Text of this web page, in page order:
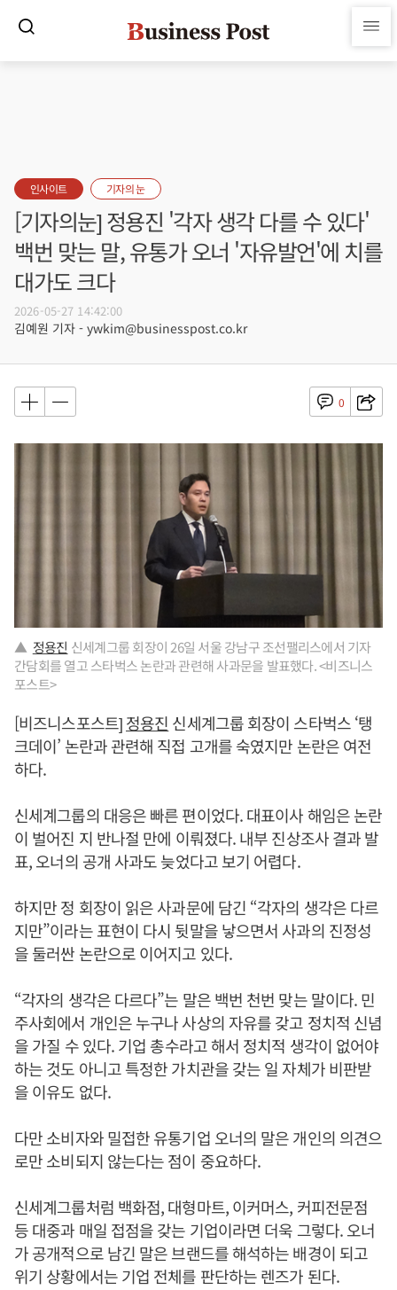
인사이트 기자의 눈
[기자의눈] 정용진 '각자 생각 다를 수 있다'
백번 맞는 말, 유통가 오너 '자유발언'에 치를
대가도 크다
2026-05-27 14:42:00
김예원 기자 - ywkim@businesspost.co.kr
0
▲ 정용진 신세계그룹 회장이 26일 서울 강남구 조선팰리스에서 기자
간담회를 열고 스타벅스 논란과 관련해 사과문을 발표했다. <비즈니스
포스트>
[비즈니스포스트]정용진 신세계그룹 회장이 스타벅스 ‘탱
크데이’ 논란과 관련해 직접 고개를 숙였지만 논란은 여전
하다.
신세계그룹의 대응은 빠른 편이었다. 대표이사 해임은 논란
이 벌어진 지 반나절 만에 이뤄졌다. 내부 진상조사 결과 발
표, 오너의 공개 사과도 늦었다고 보기 어렵다.
하지만 정 회장이 읽은 사과문에 담긴 “각자의 생각은 다르
지만”이라는 표현이 다시 뒷말을 낳으면서 사과의 진정성
을 둘러싼 논란으로 이어지고 있다.
“각자의 생각은 다르다”는 말은 백번 천번 맞는 말이다. 민
주사회에서 개인은 누구나 사상의 자유를 갖고 정치적 신념
을 가질 수 있다. 기업 총수라고 해서 정치적 생각이 없어야
하는 것도 아니고 특정한 가치관을 갖는 일 자체가 비판받
을 이유도 없다.
다만 소비자와 밀접한 유통기업 오너의 말은 개인의 의견으
로만 소비되지 않는다는 점이 중요하다.
신세계그룹처럼 백화점, 대형마트, 이커머스, 커피전문점
등 대중과 매일 접점을 갖는 기업이라면 더욱 그렇다. 오너
가 공개적으로 남긴 말은 브랜드를 해석하는 배경이 되고
위기 상황에서는 기업 전체를 판단하는 렌즈가 된다.